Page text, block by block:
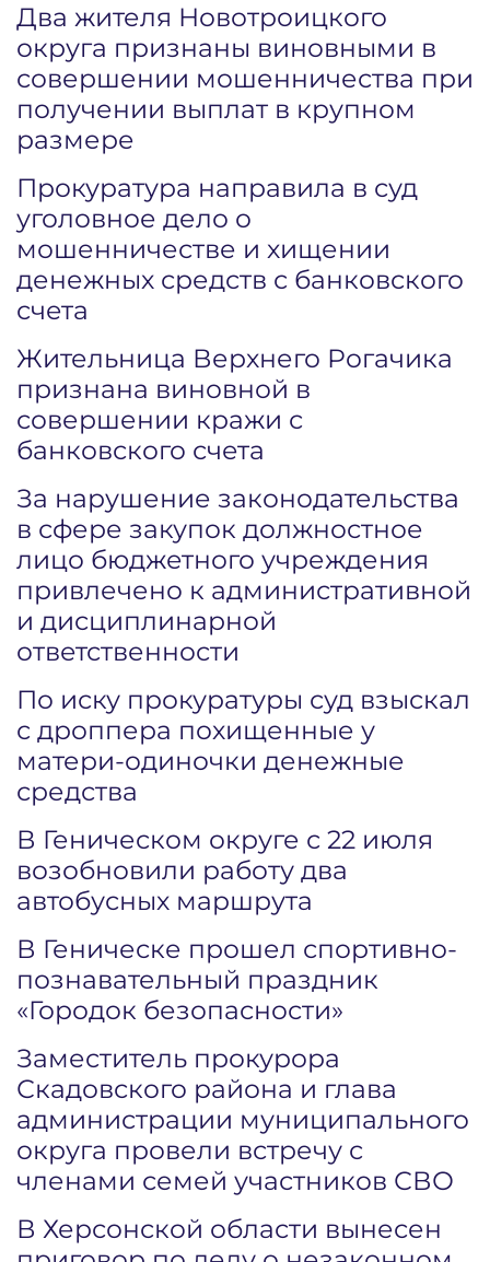
Два жителя Новотроицкого
округа признаны виновными в
совершении мошенничества при
получении выплат в крупном
размере
Прокуратура направила в суд
уголовное дело о
мошенничестве и хищении
денежных средств с банковского
счета
Жительница Верхнего Рогачика
признана виновной в
совершении кражи с
банковского счета
За нарушение законодательства
в сфере закупок должностное
лицо бюджетного учреждения
привлечено к административной
и дисциплинарной
ответственности
По иску прокуратуры суд взыскал
с дроппера похищенные у
матери-одиночки денежные
средства
В Геническом округе с 22 июля
возобновили работу два
автобусных маршрута
В Геническе прошел спортивно-
познавательный праздник
«Городок безопасности»
Заместитель прокурора
Скадовского района и глава
администрации муниципального
округа провели встречу с
членами семей участников СВО
В Херсонской области вынесен